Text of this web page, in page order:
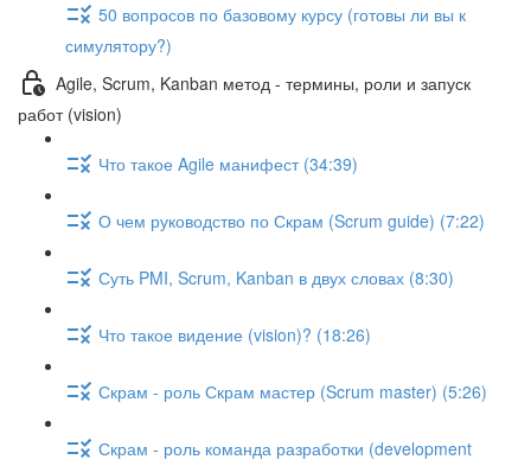
50 вопросов по базовому курсу (готовы ли вы к
симулятору?)
Agile, Scrum, Kanban метод - термины, роли и запуск
работ (vision)
Что такое Agile манифест (34:39)
О чем руководство по Скрам (Scrum guide) (7:22)
Суть PMI, Scrum, Kanban в двух словах (8:30)
Что такое видение (vision)? (18:26)
Скрам - роль Скрам мастер (Scrum master) (5:26)
Скрам - роль команда разработки (development